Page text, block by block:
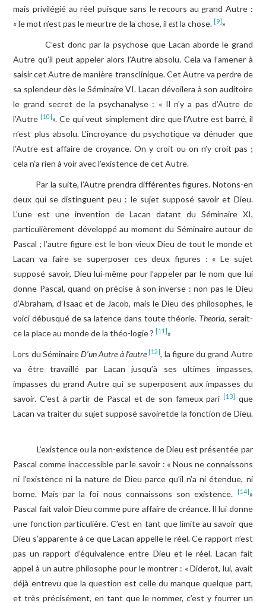
mais privilégié au réel puisque sans le recours au grand Autre :
« le mot n’est pas le meurtre de la chose, ilestla chose. [9] »
C’est donc par la psychose que Lacan aborde le grand
Autre qu’il peut appeler alors l’Autre absolu. Cela va l’amener à
saisir cet Autre de manière transclinique. Cet Autre va perdre de
sa splendeur dès le Séminaire VI. Lacan dévoilera à son auditoire
le grand secret de la psychanalyse : « Il n’y a pas d’Autre de
l’Autre [10]». Ce qui veut simplement dire que l’Autre est barré, il
n’est plus absolu. L’incroyance du psychotique va dénuder que
l’Autre est affaire de croyance. On y croit ou on n’y croit pas ;
cela n’a rien à voir avec l’existence de cet Autre.
Par la suite, l’Autre prendra différentes figures. Notons-en
deux qui se distinguent peu : le sujet supposé savoir et Dieu.
L’une est une invention de Lacan datant du Séminaire XI,
particulièrement développé au moment du Séminaire autour de
Pascal ; l’autre figure est le bon vieux Dieu de tout le monde et
Lacan va faire se superposer ces deux figures : « Le sujet
supposé savoir, Dieu lui-même pour l’appeler par le nom que lui
donne Pascal, quand on précise à son inverse : non pas le Dieu
d’Abraham, d’Isaac et de Jacob, mais le Dieu des philosophes, le
voici débusqué de sa latence dans toute théorie. Theoria, serait-
ce la place au monde de la théo-logie ? [11] »
Lors du SéminaireD’un Autre à l’autre [12], la figure du grand Autre
va être travaillé par Lacan jusqu’à ses ultimes impasses,
impasses du grand Autre qui se superposent aux impasses du
savoir. C’est à partir de Pascal et de son fameux pari
[13]
que
Lacan va traiter du sujet supposé savoiretde la fonction de Dieu.
L’existence ou la non-existence de Dieu est présentée par
Pascal comme inaccessible par le savoir : « Nous ne connaissons
ni l’existence ni la nature de Dieu parce qu’il n’a ni étendue, ni
borne. Mais par la foi nous connaissons son existence.
[14]»
Pascal fait valoir Dieu comme pure affaire de créance. Il lui donne
une fonction particulière. C’est en tant que limite au savoir que
Dieu s’apparente à ce que Lacan appelle le réel. Ce rapport n’est
pas un rapport d’équivalence entre Dieu et le réel. Lacan fait
appel à un autre philosophe pour le montrer : « Diderot, lui, avait
déjà entrevu que la question est celle du manque quelque part,
et très précisément, en tant que le nommer, c’est y fourrer un